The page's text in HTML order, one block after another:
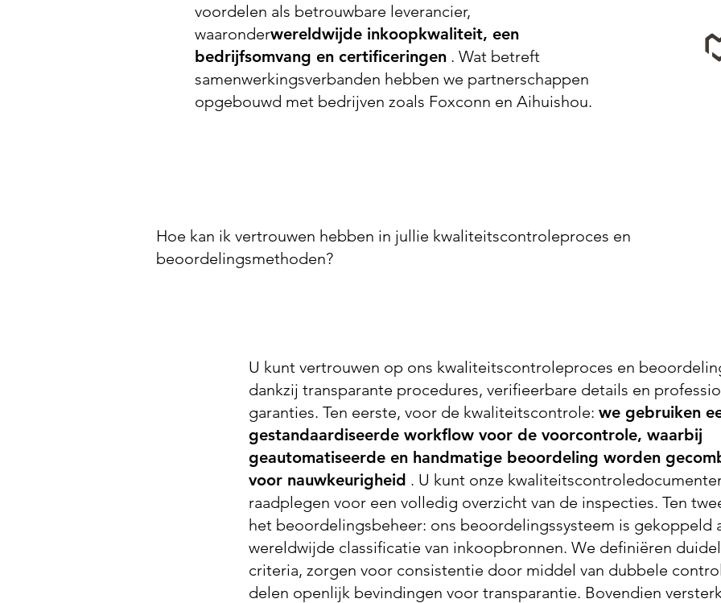
voordelen als betrouwbare leverancier,
waaronderwereldwijde inkoopkwaliteit, een
bedrijfsomvang en certificeringen . Wat betreft
samenwerkingsverbanden hebben we partnerschappen
opgebouwd met bedrijven zoals Foxconn en Aihuishou.
Hoe kan ik vertrouwen hebben in jullie kwaliteitscontroleproces en
beoordelingsmethoden?
U kunt vertrouwen op ons kwaliteitscontroleproces en
dankzij transparante procedures, verifieerbare details en
garanties. Ten eerste, voor de kwaliteitscontrole: we gebruiken
gestandaardiseerde workflow voor de voorcontrole, waarbij
geautomatiseerde en handmatige beoordeling worden
voor nauwkeurigheid . U kunt onze
raadplegen voor een volledig overzicht van de inspecties. Ten
het beoordelingsbeheer: ons beoordelingssysteem is gekoppeld
wereldwijde classificatie van inkoopbronnen. We definiëren
criteria, zorgen voor consistentie door middel van dubbele
delen openlijk bevindingen voor transparantie. Bovendien